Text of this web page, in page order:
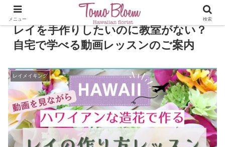
レイを手作りしたいのに教室がない？
自宅で学べる動画レッスンのご案内
レイメイキング
メニュー 検索